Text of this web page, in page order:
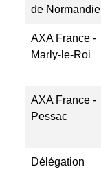
de Normandie
AXA France -
Marly-le-Roi
AXA France -
Pessac
Délégation